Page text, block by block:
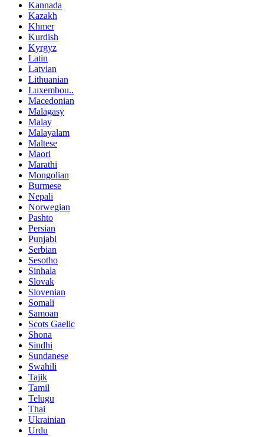
Kannada
Kazakh
Khmer
Kurdish
Kyrgyz
Latin
Latvian
Lithuanian
Luxembou..
Macedonian
Malagasy
Malay
Malayalam
Maltese
Maori
Marathi
Mongolian
Burmese
Nepali
Norwegian
Pashto
Persian
Punjabi
Serbian
Sesotho
Sinhala
Slovak
Slovenian
Somali
Samoan
Scots Gaelic
Shona
Sindhi
Sundanese
Swahili
Tajik
Tamil
Telugu
Thai
Ukrainian
Urdu